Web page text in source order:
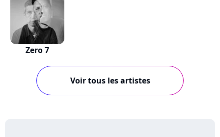
Zero 7
Voir tous les artistes